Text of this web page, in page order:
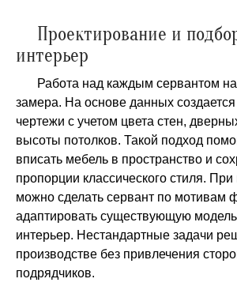
Проектирование и
интерьер
Работа над каждым сервантом
замера. На основе данных создается
чертежи с учетом цвета стен,
высоты потолков. Такой подход
вписать мебель в пространство и
пропорции классического стиля.
можно сделать сервант по мотивам
адаптировать существующую
интерьер. Нестандартные задачи
производстве без привлечения
подрядчиков.